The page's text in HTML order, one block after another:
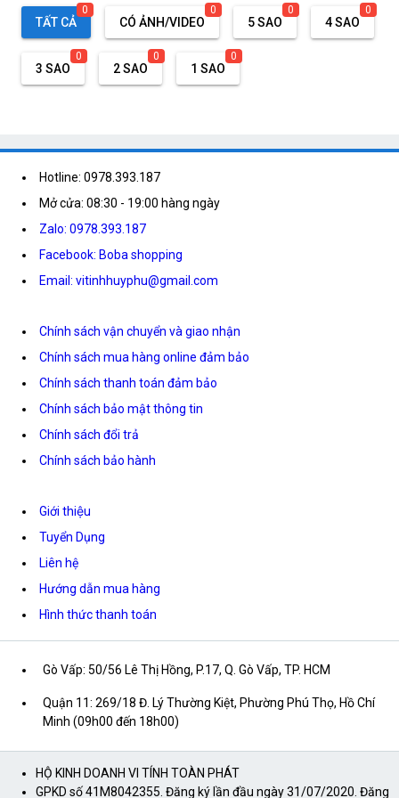
TẤT CẢ
0
CÓ ẢNH/VIDEO
0
5 SAO
0
4 SAO
0
3 SAO
0
2 SAO
0
1 SAO
0
Hotline: 0978.393.187
Mở cửa: 08:30 - 19:00 hàng ngày
Zalo: 0978.393.187
Facebook: Boba shopping
Email: vitinhhuyphu@gmail.com
Chính sách vận chuyển và giao nhận
Chính sách mua hàng online đảm bảo
Chính sách thanh toán đảm bảo
Chính sách bảo mật thông tin
Chính sách đổi trả
Chính sách bảo hành
Giới thiệu
Tuyển Dụng
Liên hệ
Hướng dẫn mua hàng
Hình thức thanh toán
Gò Vấp: 50/56 Lê Thị Hồng, P.17, Q. Gò Vấp, TP. HCM
Quận 11: 269/18 Đ. Lý Thường Kiệt, Phường Phú Thọ, Hồ Chí
Minh (09h00 đến 18h00)
HỘ KINH DOANH VI TÍNH TOÀN PHÁT
GPKD số 41M8042355. Đăng ký lần đầu ngày 31/07/2020. Đăng